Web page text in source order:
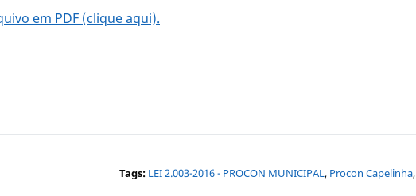
em PDF (clique aqui).
Tags: LEI 2.003-2016 - PROCON MUNICIPAL, Procon Capelinha,